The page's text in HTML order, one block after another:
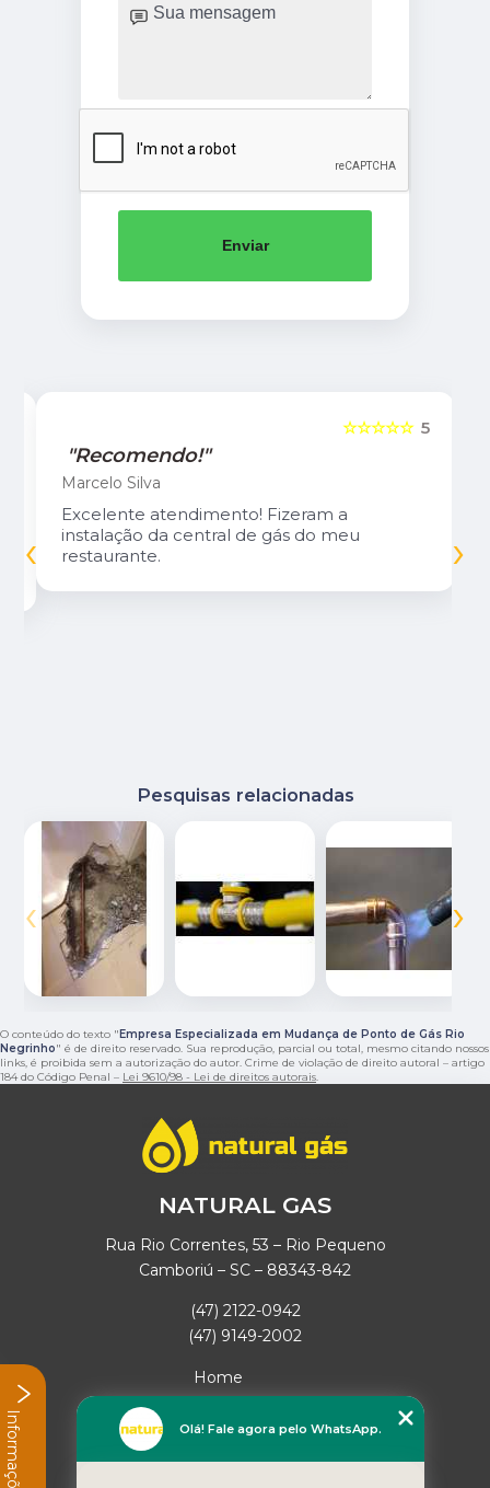
Enviar
5
☆☆☆☆☆
"Recomendo!"
Marcelo Silva
Excelente atendimento! Fizeram a
instalação da central de gás do meu
restaurante.
‹ ›
Pesquisas relacionadas
‹ ›
O conteúdo do texto " Empresa Especializada em Mudança de Ponto de Gás Rio
Negrinho" é de direito reservado. Sua reprodução, parcial ou total, mesmo citando nossos
links, é proibida sem a autorização do autor. Crime de violação de direito autoral – artigo
184 do Código Penal – Lei 9610/98 - Lei de direitos autorais.
NATURAL GAS
Rua Rio Correntes, 53 – Rio Pequeno
Camboriú – SC – 88343-842
(47) 2122-0942
(47) 9149-2002
Home
Empresa
Missão
Olá! Fale agora pelo WhatsApp.
Informações